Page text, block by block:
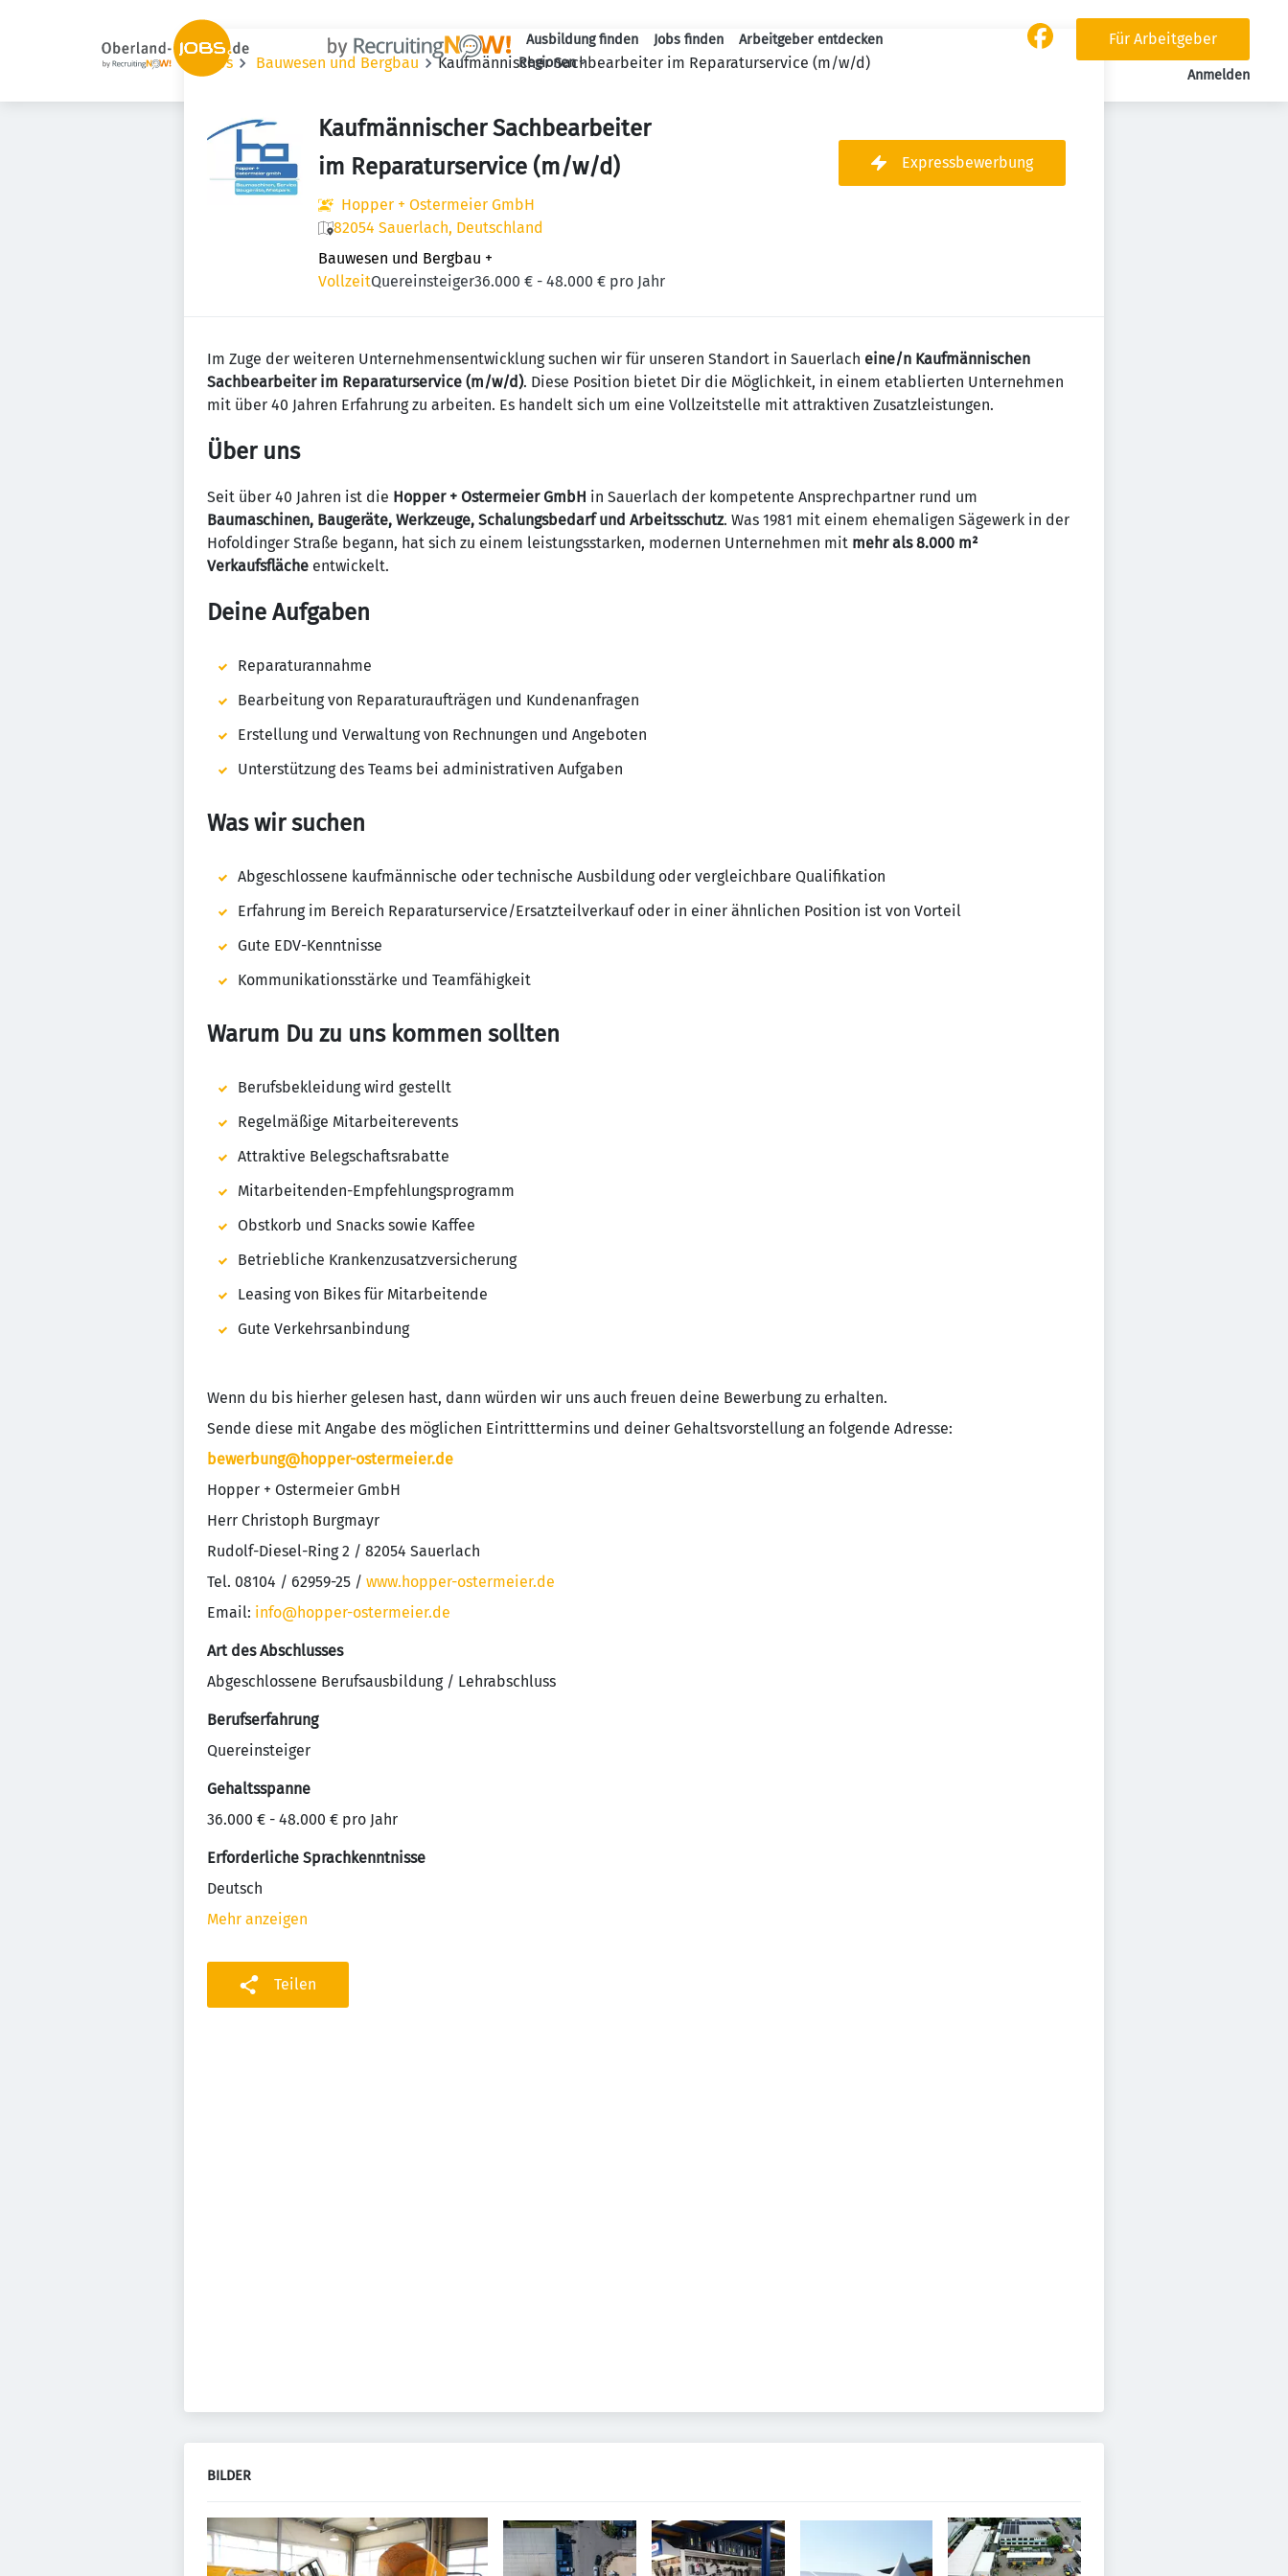
Haupt-Navigation
Ausbildung finden Jobs finden
Arbeitgeber entdecken
Regionen
Für Arbeitgeber
Anmelden
Jobs Bauwesen und Bergbau Kaufmännischer Sachbearbeiter im Reparaturservice (m/w/d)
Kaufmännischer Sachbearbeiter
im Reparaturservice (m/w/d)
Hopper + Ostermeier GmbH
82054 Sauerlach, Deutschland
Bauwesen und Bergbau +
VollzeitQuereinsteiger36.000 € - 48.000 € pro Jahr
Expressbewerbung
Im Zuge der weiteren Unternehmensentwicklung suchen wir für unseren Standort in Sauerlach eine/n Kaufmännischen
Sachbearbeiter im Reparaturservice (m/w/d). Diese Position bietet Dir die Möglichkeit, in einem etablierten Unternehmen
mit über 40 Jahren Erfahrung zu arbeiten. Es handelt sich um eine Vollzeitstelle mit attraktiven Zusatzleistungen.
Über uns
Seit über 40 Jahren ist die Hopper + Ostermeier GmbH in Sauerlach der kompetente Ansprechpartner rund um
Baumaschinen, Baugeräte, Werkzeuge, Schalungsbedarf und Arbeitsschutz. Was 1981 mit einem ehemaligen Sägewerk in der
Hofoldinger Straße begann, hat sich zu einem leistungsstarken, modernen Unternehmen mit mehr als 8.000 m²
Verkaufsfläche entwickelt.
Deine Aufgaben
Reparaturannahme
Bearbeitung von Reparaturaufträgen und Kundenanfragen
Erstellung und Verwaltung von Rechnungen und Angeboten
Unterstützung des Teams bei administrativen Aufgaben
Was wir suchen
Abgeschlossene kaufmännische oder technische Ausbildung oder vergleichbare Qualifikation
Erfahrung im Bereich Reparaturservice/Ersatzteilverkauf oder in einer ähnlichen Position ist von Vorteil
Gute EDV-Kenntnisse
Kommunikationsstärke und Teamfähigkeit
Warum Du zu uns kommen sollten
Berufsbekleidung wird gestellt
Regelmäßige Mitarbeiterevents
Attraktive Belegschaftsrabatte
Mitarbeitenden-Empfehlungsprogramm
Obstkorb und Snacks sowie Kaffee
Betriebliche Krankenzusatzversicherung
Leasing von Bikes für Mitarbeitende
Gute Verkehrsanbindung
Wenn du bis hierher gelesen hast, dann würden wir uns auch freuen deine Bewerbung zu erhalten.
Sende diese mit Angabe des möglichen Eintritttermins und deiner Gehaltsvorstellung an folgende Adresse:
bewerbung@hopper-ostermeier.de
Hopper + Ostermeier GmbH
Herr Christoph Burgmayr
Rudolf-Diesel-Ring 2 / 82054 Sauerlach
Tel. 08104 / 62959-25 / www.hopper-ostermeier.de
Email: info@hopper-ostermeier.de
Art des Abschlusses
Abgeschlossene Berufsausbildung / Lehrabschluss
Berufserfahrung
Quereinsteiger
Gehaltsspanne
36.000 € - 48.000 € pro Jahr
Erforderliche Sprachkenntnisse
Deutsch
Mehr anzeigen
Teilen
BILDER